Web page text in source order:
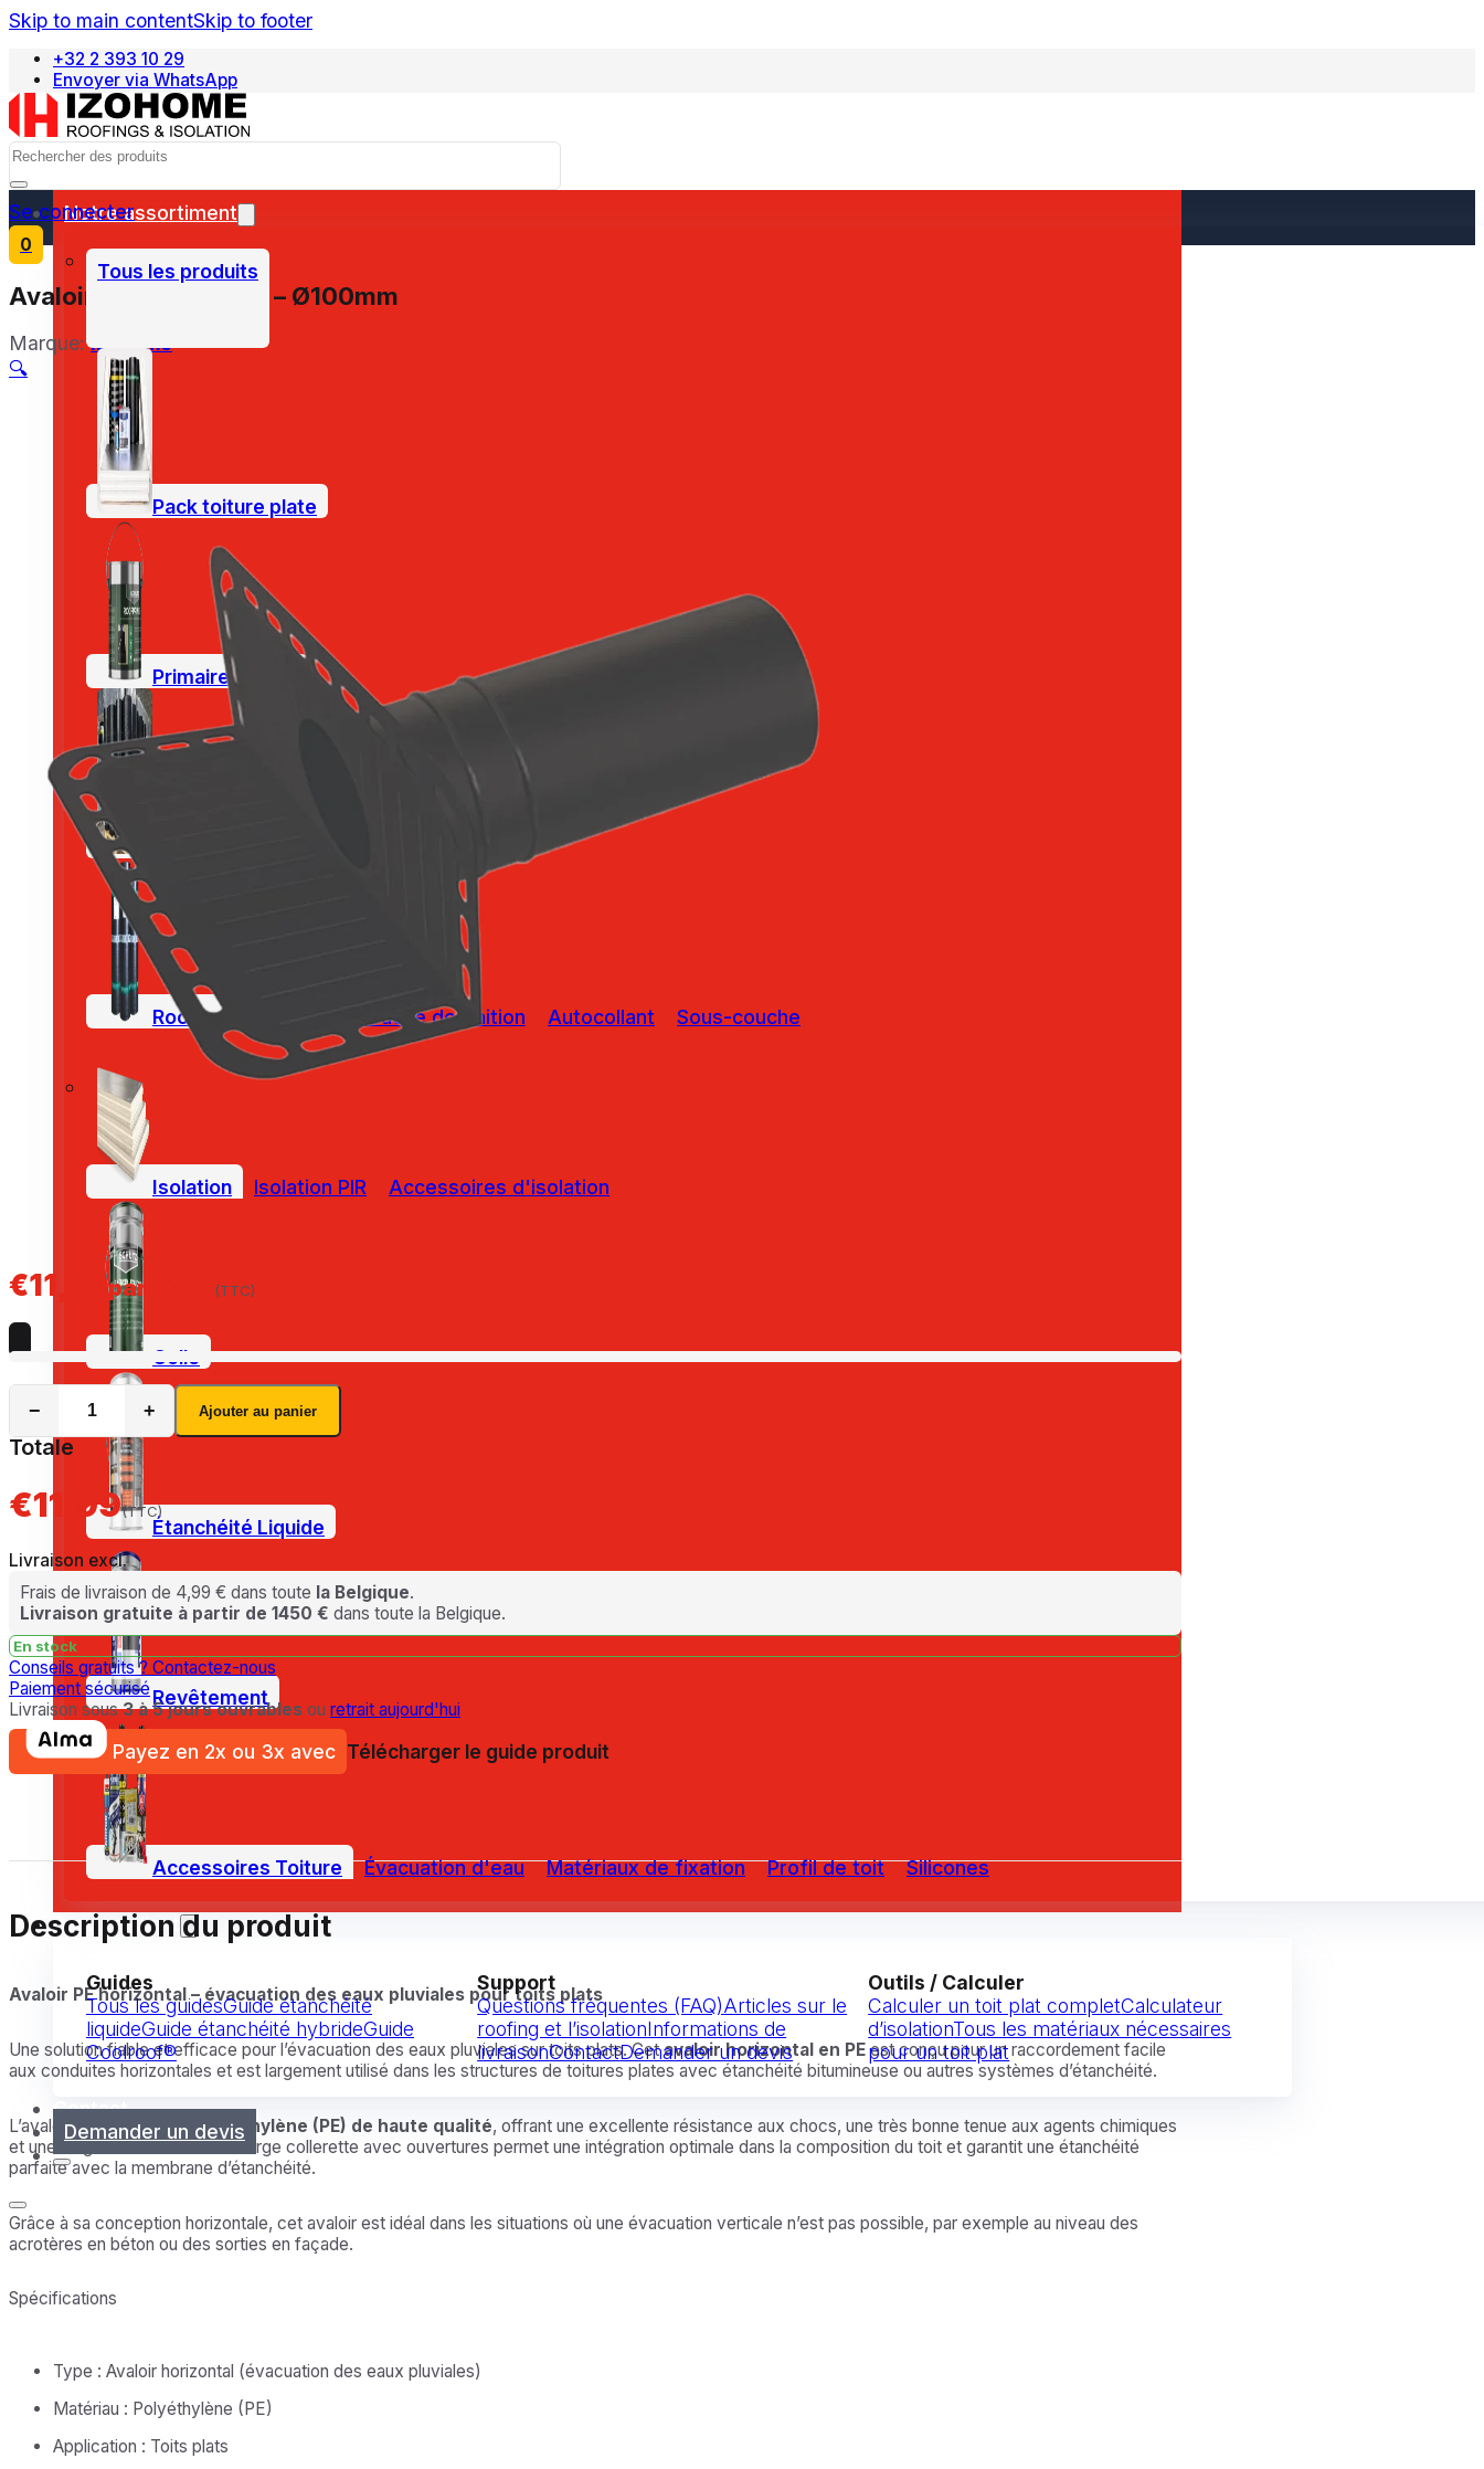
Skip to main contentSkip to footer
+32 2 393 10 29
Envoyer via WhatsApp
Nederlands
Search
Se connecter
0
Notre assortiment
Tous les produits
Pack toiture plate
Primaire toiture
Roofing Bitumineux Couche de finition Autocollant Sous-couche
Isolation Isolation PIR Accessoires d'isolation
Colle
Étanchéité Liquide
Revêtement
Accessoires Toiture Évacuation d'eau Matériaux de fixation Profil de toit Silicones
Service client
Guides
Tous les guidesGuide étanchéité
liquideGuide étanchéité hybrideGuide
Coolroof®
Support
Questions fréquentes (FAQ)Articles sur le
roofing et l’isolationInformations de
livraisonContactDemander un devis
Outils / Calculer
Calculer un toit plat completCalculateur
d’isolationTous les matériaux nécessaires
pour un toit plat
Contact
Demander un devis
Avaloir PE horizontale – Ø100mm
Marque:Izohome
🔍
€11,99par pièce (TTC)
− + Ajouter au panier
Totale
€11,99(TTC)
Livraison excl.
Frais de livraison de 4,99 € dans toute la Belgique.
Livraison gratuite à partir de 1450 € dans toute la Belgique.
En stock
Conseils gratuits ? Contactez-nous
Paiement sécurisé
Livraison sous3 à 5 jours ouvrables ou retrait aujourd'hui
Payez en 2x ou 3x avec Télécharger le guide produit
Description du produit
Avaloir PE horizontal – évacuation des eaux pluviales pour toits plats
Une solution fiable et efficace pour l’évacuation des eaux pluviales sur toits plats. Cetavaloir horizontal en PEest conçu pour un raccordement facile
aux conduites horizontales et est largement utilisé dans les structures de toitures plates avec étanchéité bitumineuse ou autres systèmes d’étanchéité.
L’avaloir est fabriqué en polyéthylène (PE) de haute qualité, offrant une excellente résistance aux chocs, une très bonne tenue aux agents chimiques
et une longue durée de vie. La large collerette avec ouvertures permet une intégration optimale dans la composition du toit et garantit une étanchéité
parfaite avec la membrane d’étanchéité.
Grâce à sa conception horizontale, cet avaloir est idéal dans les situations où une évacuation verticale n’est pas possible, par exemple au niveau des
acrotères en béton ou des sorties en façade.
Spécifications
Type : Avaloir horizontal (évacuation des eaux pluviales)
Matériau : Polyéthylène (PE)
Application : Toits plats